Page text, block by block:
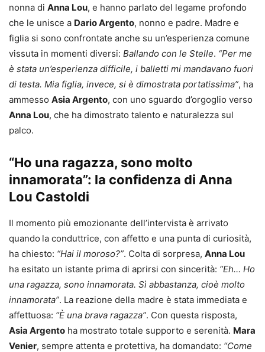
nonna di Anna Lou, e hanno parlato del legame profondo
che le unisce a Dario Argento, nonno e padre. Madre e
figlia si sono confrontate anche su un’esperienza comune
vissuta in momenti diversi: Ballando con le Stelle. “Per me
è stata un’esperienza difficile, i balletti mi mandavano fuori
di testa. Mia figlia, invece, si è dimostrata portatissima”, ha
ammesso Asia Argento, con uno sguardo d’orgoglio verso
Anna Lou, che ha dimostrato talento e naturalezza sul
palco.
“Ho una ragazza, sono molto
innamorata”: la confidenza di Anna
Lou Castoldi
Il momento più emozionante dell’intervista è arrivato
quando la conduttrice, con affetto e una punta di curiosità,
ha chiesto: “Hai il moroso?”. Colta di sorpresa, Anna Lou
ha esitato un istante prima di aprirsi con sincerità: “Eh… Ho
una ragazza, sono innamorata. Sì abbastanza, cioè molto
innamorata”. La reazione della madre è stata immediata e
affettuosa: “È una brava ragazza”. Con questa risposta,
Asia Argento ha mostrato totale supporto e serenità. Mara
Venier, sempre attenta e protettiva, ha domandato: “Come